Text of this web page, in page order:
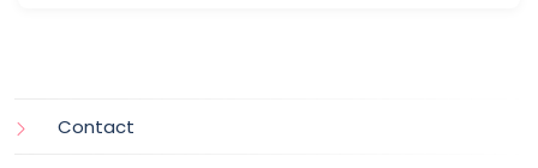
Contact